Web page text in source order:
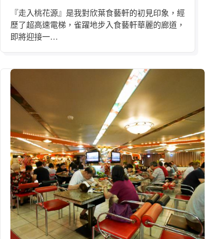
『走入桃花源』是我對欣葉食藝軒的初見印象，經
歷了超高速電梯，雀躍地步入食藝軒華麗的廊道，
即將迎接一…